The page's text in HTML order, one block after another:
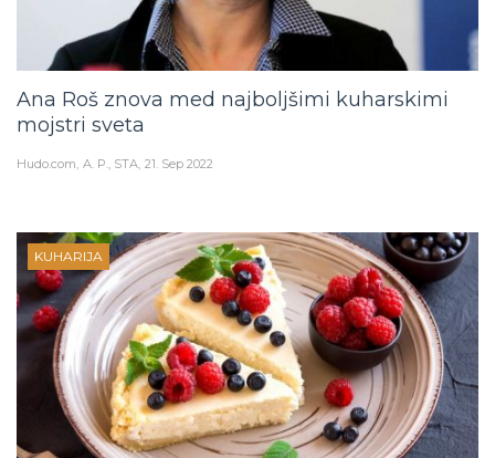
Ana Roš znova med najboljšimi kuharskimi
mojstri sveta
Hudo.com A. P., STA 21. Sep 2022
KUHARIJA